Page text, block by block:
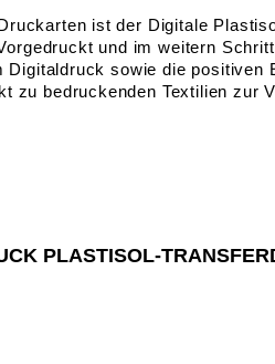
ist der Digitale
und im weitern
Digitaldruck sowie die
zu bedruckenden Textilien zur
PLASTISOL-